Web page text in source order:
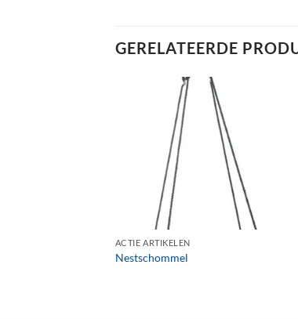
GERELATEERDE
ACTIE ARTIKELEN
Nestschommel